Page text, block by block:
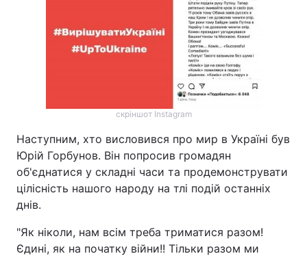
скріншот Instagram
Наступним, хто висловився про мир в Україні був
Юрій Горбунов. Він попросив громадян
об'єднатися у складні часи та продемонструвати
цілісність нашого народу на тлі подій останніх
днів.
"Як ніколи, нам всім треба триматися разом!
Єдині, як на початку війни!! Тільки разом ми